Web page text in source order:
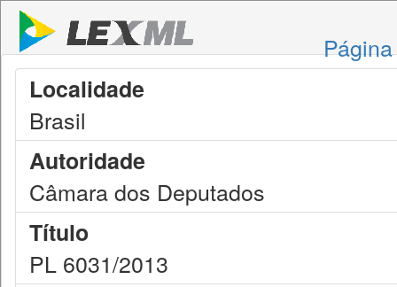
Localidade
Brasil
Autoridade
Câmara dos Deputados
Título
PL 6031/2013